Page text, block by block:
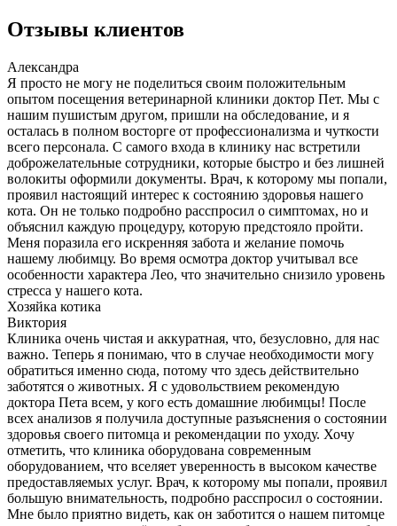
Отзывы клиентов
Александра
Я просто не могу не поделиться своим положительным
опытом посещения ветеринарной клиники доктор Пет. Мы с
нашим пушистым другом, пришли на обследование, и я
осталась в полном восторге от профессионализма и чуткости
всего персонала. С самого входа в клинику нас встретили
доброжелательные сотрудники, которые быстро и без лишней
волокиты оформили документы. Врач, к которому мы попали,
проявил настоящий интерес к состоянию здоровья нашего
кота. Он не только подробно расспросил о симптомах, но и
объяснил каждую процедуру, которую предстояло пройти.
Меня поразила его искренняя забота и желание помочь
нашему любимцу. Во время осмотра доктор учитывал все
особенности характера Лео, что значительно снизило уровень
стресса у нашего кота.
Хозяйка котика
Виктория
Клиника очень чистая и аккуратная, что, безусловно, для нас
важно. Теперь я понимаю, что в случае необходимости могу
обратиться именно сюда, потому что здесь действительно
заботятся о животных. Я с удовольствием рекомендую
доктора Пета всем, у кого есть домашние любимцы! После
всех анализов я получила доступные разъяснения о состоянии
здоровья своего питомца и рекомендации по уходу. Хочу
отметить, что клиника оборудована современным
оборудованием, что вселяет уверенность в высоком качестве
предоставляемых услуг. Врач, к которому мы попали, проявил
большую внимательность, подробно расспросил о состоянии.
Мне было приятно видеть, как он заботится о нашем питомце